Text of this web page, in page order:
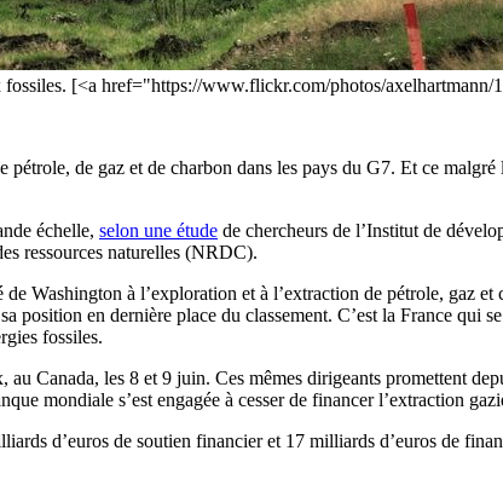
[<a href="https://www.flickr.com/photos/
de gaz et de charbon dans les pays du G7. Et ce
échelle, selon une étude de chercheurs de l’Institut de
ressources naturelles (NRDC).
Washington à l’exploration et à l’extraction de pétrole, gaz
position en dernière place du classement. C’est la France qui
fossiles.
Canada, les 8 et 9 juin. Ces mêmes dirigeants promettent
mondiale s’est engagée à cesser de financer l’extraction
d’euros de soutien financier et 17 milliards d’euros de